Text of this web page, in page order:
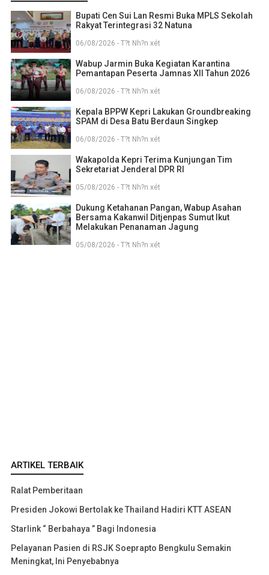
Bupati Cen Sui Lan Resmi Buka MPLS Sekolah
Rakyat Terintegrasi 32 Natuna
06/08/2026 - T?t Nh?n xét
Wabup Jarmin Buka Kegiatan Karantina
Pemantapan Peserta Jamnas XII Tahun 2026
06/08/2026 - T?t Nh?n xét
Kepala BPPW Kepri Lakukan Groundbreaking
SPAM di Desa Batu Berdaun Singkep
06/08/2026 - T?t Nh?n xét
Wakapolda Kepri Terima Kunjungan Tim
Sekretariat Jenderal DPR RI
05/08/2026 - T?t Nh?n xét
Dukung Ketahanan Pangan, Wabup Asahan
Bersama Kakanwil Ditjenpas Sumut Ikut
Melakukan Penanaman Jagung
05/08/2026 - T?t Nh?n xét
ARTIKEL TERBAIK
Ralat Pemberitaan
Presiden Jokowi Bertolak ke Thailand Hadiri KTT ASEAN
Starlink “ Berbahaya ” Bagi Indonesia
Pelayanan Pasien di RSJK Soeprapto Bengkulu Semakin
Meningkat, Ini Penyebabnya